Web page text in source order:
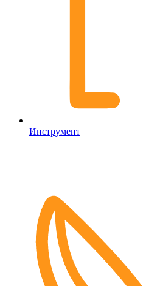
Инструмент